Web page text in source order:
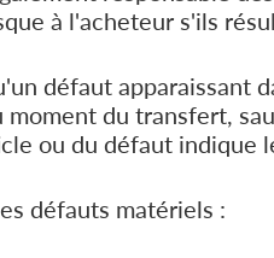
à l'acheteur s'ils
défaut apparaissant
moment du transfert,
ou du défaut indique
défauts matériels :